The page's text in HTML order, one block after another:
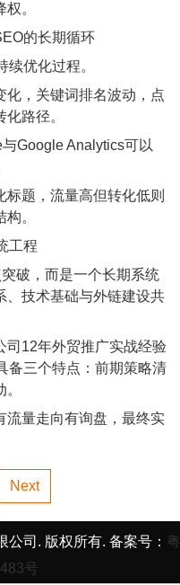
。
的长期循环
优化过程。
，关键词排名波动，点
路径。
Google Analytics可以
题，流量高但转化低则
。
工程
破，而是一个长期系统
、技术基础与外链建设共
12年外贸推广实战经验
备三个特点：前期策略清
量走向有询盘，最终实
Next
司. 版权所有. 备案号： 粤
号